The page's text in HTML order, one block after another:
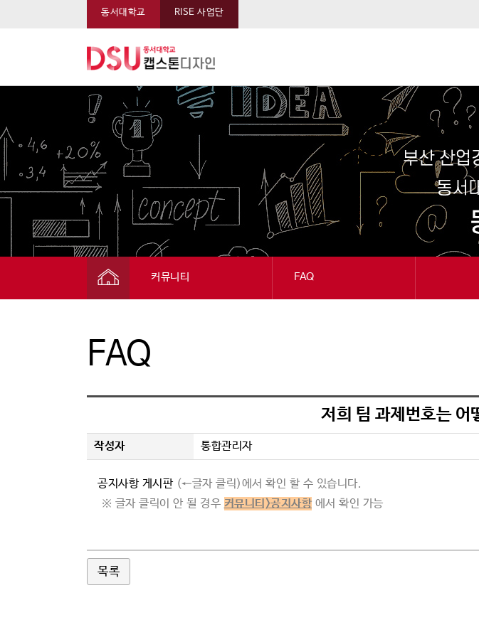
동서대학교 RISE 사업단
커뮤니티
과제신청
커뮤니티
FAQ
FAQ
저희 팀 과제번호는 어
작성자 통합관리자
공지사항 게시판(←글자 클릭)에서 확인 할 수 있습니다.
※ 글자 클릭이 안 될 경우 커뮤니티>공지사항 에서 확인 가능
목록